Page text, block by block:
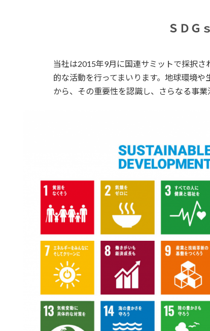
ＳＤＧ
当社は2015年9月に国連サミットで採択
的な活動を行ってまいります。地球環境
から、その重要性を認識し、さらなる事業